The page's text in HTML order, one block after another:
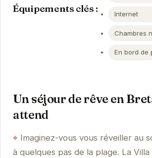
Équipements clés : Internet
Chambres
En bord de
Un séjour de rêve en
attend
Imaginez-vous vous réveiller au
à quelques pas de la plage. La Villa